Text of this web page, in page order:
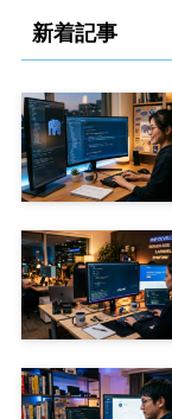
新着記事